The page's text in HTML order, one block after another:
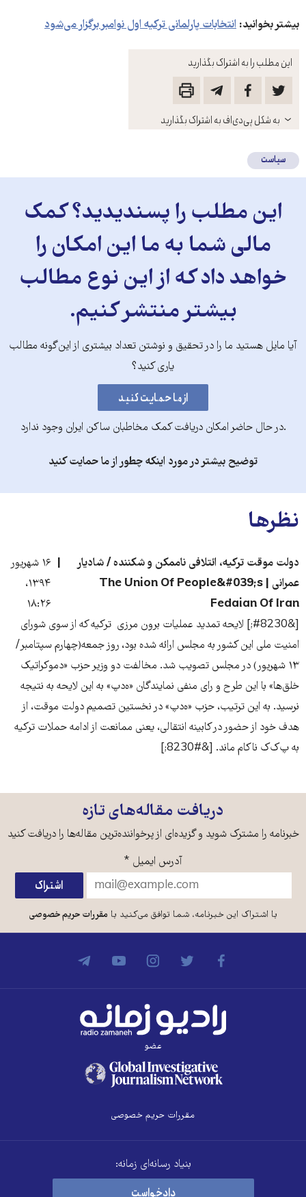
این مطلب را به اشتراک بگذارید
باز
کنید
به شکل پی‌دی‌اف به اشتراک بگذارید
بیشتر بخوانید: انتخابات پارلمانی ترکیه اول نوامبر برگزار می‌شود
سیاست
این مطلب را پسندیدید؟ کمک
مالی شما به ما این امکان را
خواهد داد که از این نوع مطالب
بیشتر منتشر کنیم.
آیا مایل هستید ما را در تحقیق و نوشتن تعداد بیشتری از این‌گونه مطالب
یاری کنید؟
.در حال حاضر امکان دریافت کمک مخاطبان ساکن ایران وجود ندارد
توضیح بیشتر در مورد اینکه چطور از ما حمایت کنید
نظرها
دولت موقت ترکیه، ائتلافی ناممکن و شکننده / شادیار
عمرانی | The Union Of People&#039;s
Fedaian Of Iran
۱۶ شهریور
۱۳۹۴،
۱۸:۲۶
[&#8230;] لایحه تمدید عملیات برون مرزی ترکیه که از سوی شورای
امنیت ملی این کشور به مجلس ارائه شده بود، روز جمعه(چهارم سپتامبر/
۱۳ شهریور) در مجلس تصویب شد. مخالفت‌ دو وزیر حزب «دموکراتیک
خلق‌ها» با این طرح و رای منفی نمایندگان «ه‌دپ» به این لایحه به نتیجه
نرسید. به این ترتیب، حزب «ه‌دپ» در نخستین تصمیم دولت موقت، از
هدف خود از حضور در کابینه انتقالی، یعنی ممانعت از ادامه حملات ترکیه
به پ‌ک‌ک ناکام ماند. [&#8230;]
دریافت مقاله‌های تازه
خبرنامه را مشترک شوید و گزیده‌ای از پرخواننده‌ترین مقاله‌ها را دریافت کنید
آدرس ایمیل *
با اشتراک این خبرنامه، شما توافق می‌کنید بامقررات حریم خصوصی
عضو
مقررات حریم خصوصی
بنیاد رسانه‌ای زمانه:
دادخواست